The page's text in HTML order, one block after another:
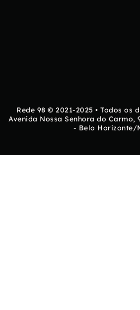
Rede 98 © 2021-2025 • Todos os
Avenida Nossa Senhora do Carmo,
- Belo Horizonte/